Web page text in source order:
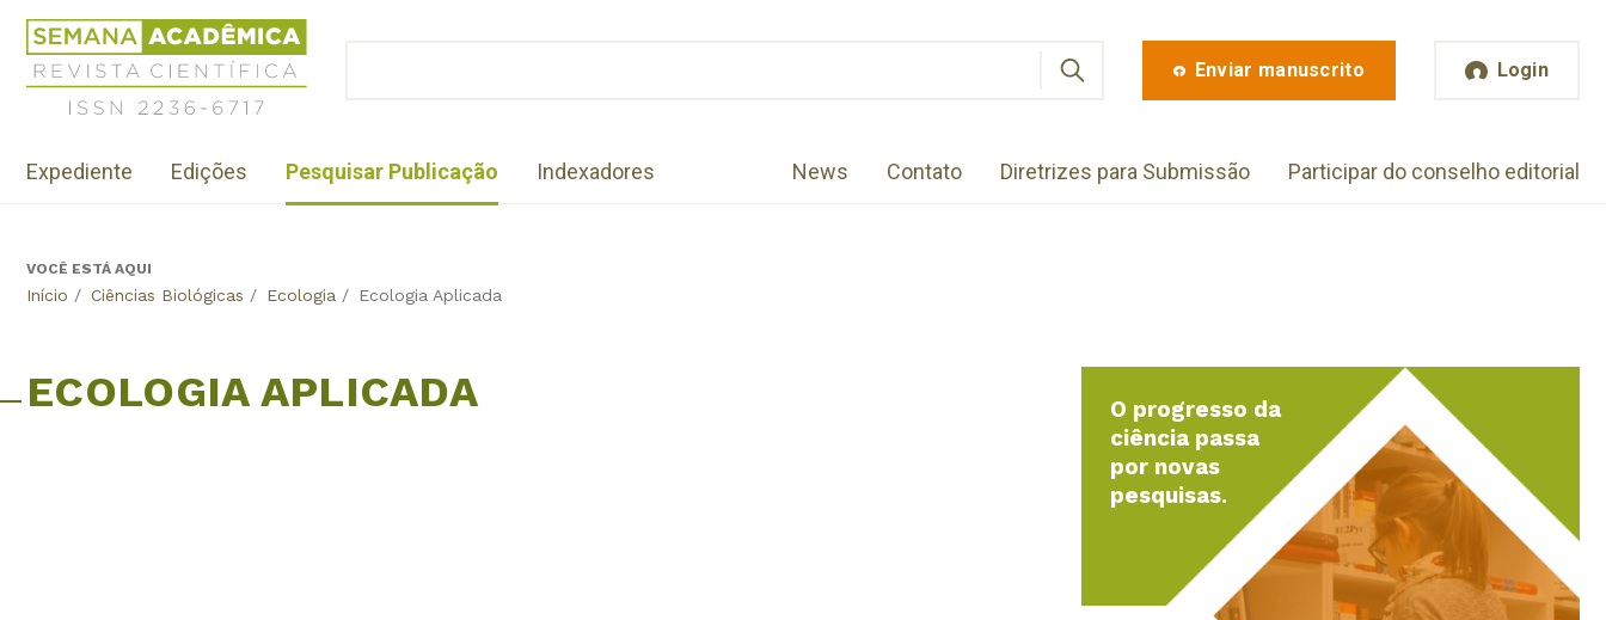
Jump
navigation
Revista
Científica
Semana
Acadêmica
2236-
Enviar manuscrito Login
Menu
institutional
Expediente Edições Pesquisar Publicação Indexadores News Contato Diretrizes para Submissão Participar do conselho editorial
BackVOCÊ ESTÁ AQUI
Início / Ciências Biológicas / Ecologia / Ecologia Aplicada
ECOLOGIA APLICADA
O progresso da
ciência passa
por novas
pesquisas.